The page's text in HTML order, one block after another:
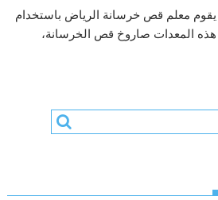
معلم قص خرسانة الرياض باستخدام
هذه المعدات صاروخ قص الخرسانة،